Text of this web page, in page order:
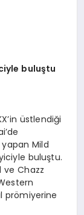
buluştu
üstlendiği
Mild
buluştu.
ve Chazz
prömiyerine